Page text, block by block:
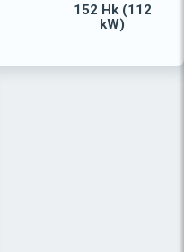
152 Hk (112
kW)